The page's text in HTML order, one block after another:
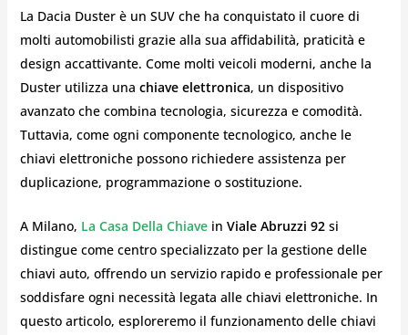
La Dacia Duster è un SUV che ha conquistato il cuore di
molti automobilisti grazie alla sua affidabilità, praticità e
design accattivante. Come molti veicoli moderni, anche la
Duster utilizza una chiave elettronica, un dispositivo
avanzato che combina tecnologia, sicurezza e comodità.
Tuttavia, come ogni componente tecnologico, anche le
chiavi elettroniche possono richiedere assistenza per
duplicazione, programmazione o sostituzione.
A Milano, La Casa Della Chiavein Viale Abruzzi 92si
distingue come centro specializzato per la gestione delle
chiavi auto, offrendo un servizio rapido e professionale per
soddisfare ogni necessità legata alle chiavi elettroniche. In
questo articolo, esploreremo il funzionamento delle chiavi